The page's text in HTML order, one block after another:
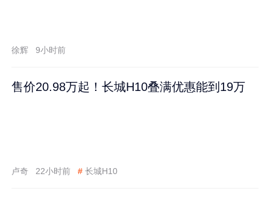
徐辉 9小时前
售价20.98万起！长城H10叠满优惠能到19万
卢奇 22小时前 # 长城H10